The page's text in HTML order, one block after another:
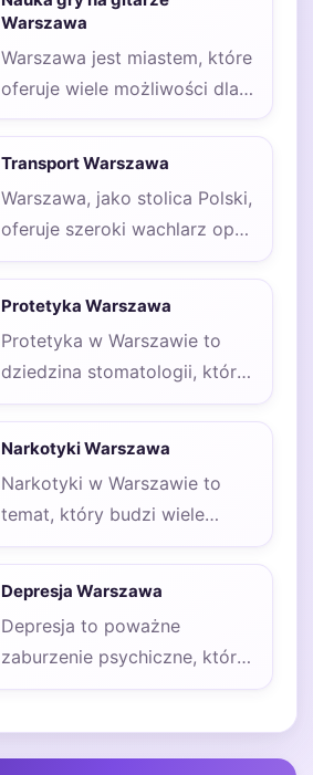
Warszawa
Warszawa jest miastem, które
oferuje wiele możliwości dla
osób pragnących nauczyć się
Transport Warszawa
Warszawa, jako stolica Polski,
oferuje szeroki wachlarz opcji
transportowych, które
turystom poruszanie…
Protetyka Warszawa
Protetyka w Warszawie to
dziedzina stomatologii, która
zajmuje się odbudową zębów
funkcji…
Narkotyki Warszawa
Narkotyki w Warszawie to
temat, który budzi wiele
emocji i kontrowersji. W
Depresja Warszawa
Depresja to poważne
zaburzenie psychiczne, które
może dotknąć każdego,